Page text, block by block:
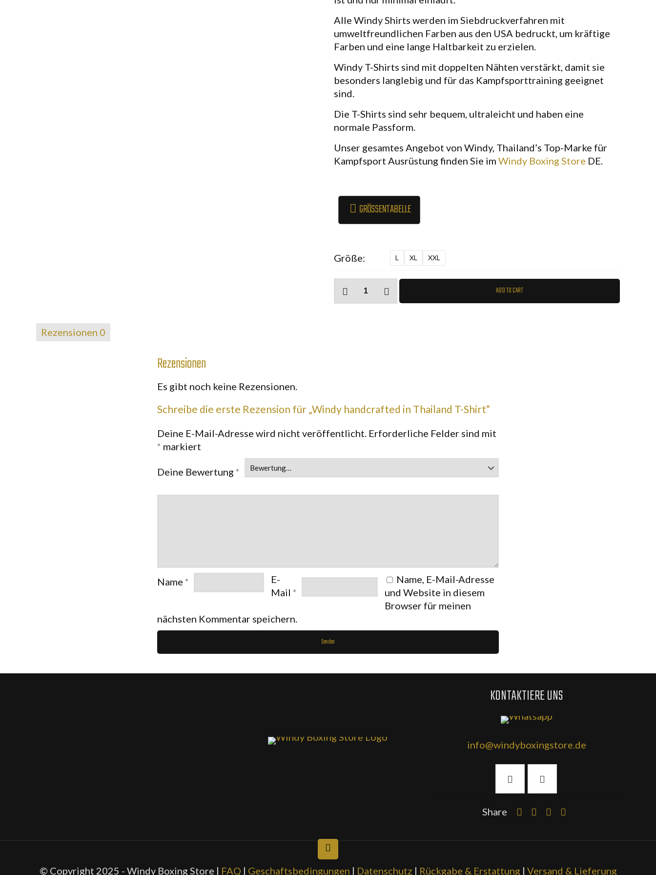
Alle Windy Shirts werden im Siebdruckverfahren mit
umweltfreundlichen Farben aus den USA bedruckt, um kräftige
Farben und eine lange Haltbarkeit zu erzielen.
Windy T-Shirts sind mit doppelten Nähten verstärkt, damit sie
besonders langlebig und für das Kampfsporttraining geeignet
sind.
Die T-Shirts sind sehr bequem, ultraleicht und haben eine
normale Passform.
Unser gesamtes Angebot von Windy, Thailand’s Top-Marke für
Kampfsport Ausrüstung finden Sie im Windy Boxing Store DE.
GRÖSSENTABELLE
Größe: L XL XXL
handcrafted
ADD TO CART
Rezensionen 0
Rezensionen
Es gibt noch keine Rezensionen.
Schreibe die erste Rezension für „Windy handcrafted in Thailand T-Shirt“
Deine E-Mail-Adresse wird nicht veröffentlicht. Erforderliche Felder sind mit
* markiert
Deine Bewertung *
Name *
E-
Mail*
Name, E-Mail-Adresse
und Website in diesem
Browser für meinen
nächsten Kommentar speichern.
KONTAKTIERE UNS
info@windyboxingstore.de
Share
© Copyright 2025 - Windy Boxing Store | FAQ | Geschaftsbedingungen | Datenschutz | Rückgabe & Erstattung | Versand & Lieferung